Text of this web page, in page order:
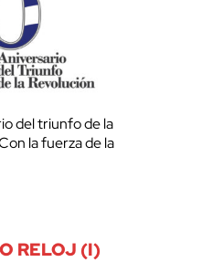
del triunfo de la
la fuerza de la
RELOJ (I)